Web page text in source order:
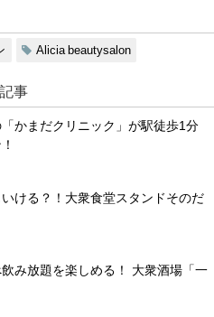
Alicia beautysalon
事
かまだクリニック」が駅徒歩1分
ける？！大衆食堂スタンドそのだ
み放題を楽しめる！ 大衆酒場「一